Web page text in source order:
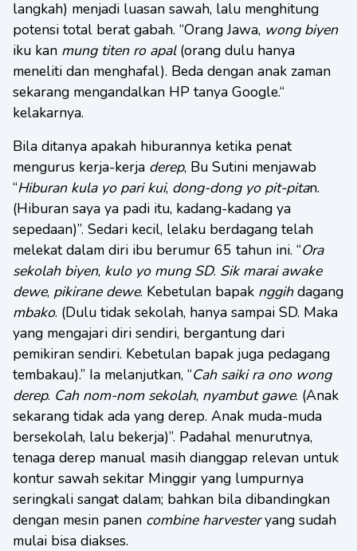
langkah) menjadi luasan sawah, lalu menghitung
potensi total berat gabah. “Orang Jawa, wong biyen
iku kan mung titen ro apal(orang dulu hanya
meneliti dan menghafal). Beda dengan anak zaman
sekarang mengandalkan HP tanya Google.“
kelakarnya.
Bila ditanya apakah hiburannya ketika penat
mengurus kerja-kerja derep, Bu Sutini menjawab
“Hiburan kula yo pari kui, dong-dong yo pit-pitan.
(Hiburan saya ya padi itu, kadang-kadang ya
sepedaan)”. Sedari kecil, lelaku berdagang telah
melekat dalam diri ibu berumur 65 tahun ini. “Ora
sekolah biyen, kulo yo mung SD. Sik marai awake
dewe, pikirane dewe. Kebetulan bapak nggihdagang
mbako. (Dulu tidak sekolah, hanya sampai SD. Maka
yang mengajari diri sendiri, bergantung dari
pemikiran sendiri. Kebetulan bapak juga pedagang
tembakau).” Ia melanjutkan, “Cah saiki ra ono wong
derep. Cah nom-nom sekolah, nyambut gawe. (Anak
sekarang tidak ada yang derep. Anak muda-muda
bersekolah, lalu bekerja)”. Padahal menurutnya,
tenaga derep manual masih dianggap relevan untuk
kontur sawah sekitar Minggir yang lumpurnya
seringkali sangat dalam; bahkan bila dibandingkan
dengan mesin panen combine harvesteryang sudah
mulai bisa diakses.